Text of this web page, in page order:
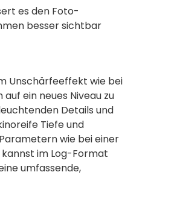
es den Foto-
besser sichtbar
Unschärfeeffekt wie bei
ein neues Niveau zu
Details und
Tiefe und
wie bei einer
kannst im Log-Format
umfassende,